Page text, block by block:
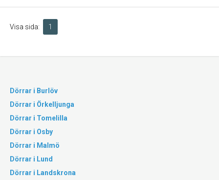
Visa sida: 1
Dörrar i Burlöv
Dörrar i Örkelljunga
Dörrar i Tomelilla
Dörrar i Osby
Dörrar i Malmö
Dörrar i Lund
Dörrar i Landskrona